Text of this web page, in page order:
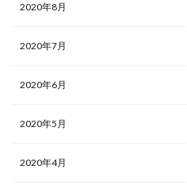
2020年8月
2020年7月
2020年6月
2020年5月
2020年4月